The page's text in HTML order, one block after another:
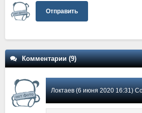
Отправить
Комментарии (9)